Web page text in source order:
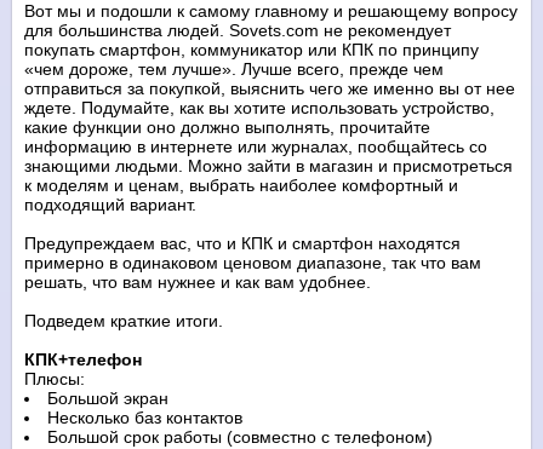
Вот мы и подошли к самому главному и решающему вопросу
для большинства людей. Sovets.com не рекомендует
покупать смартфон, коммуникатор или КПК по принципу
«чем дороже, тем лучше». Лучше всего, прежде чем
отправиться за покупкой, выяснить чего же именно вы от нее
ждете. Подумайте, как вы хотите использовать устройство,
какие функции оно должно выполнять, прочитайте
информацию в интернете или журналах, пообщайтесь со
знающими людьми. Можно зайти в магазин и присмотреться
к моделям и ценам, выбрать наиболее комфортный и
подходящий вариант.
Предупреждаем вас, что и КПК и смартфон находятся
примерно в одинаковом ценовом диапазоне, так что вам
решать, что вам нужнее и как вам удобнее.
Подведем краткие итоги.
КПК+телефон
Плюсы:
Большой экран
Несколько баз контактов
Большой срок работы (совместно с телефоном)